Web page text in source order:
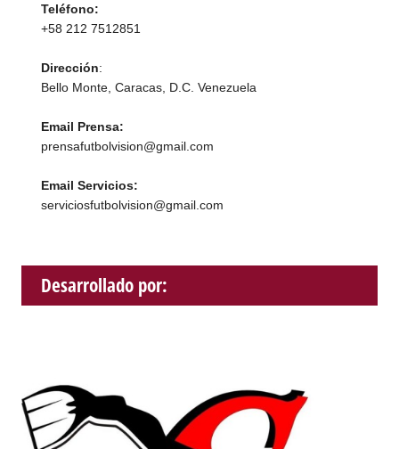
Teléfono:
+58 212 7512851
Dirección:
Bello Monte, Caracas, D.C. Venezuela
Email Prensa:
prensafutbolvision@gmail.com
Email Servicios:
serviciosfutbolvision@gmail.com
Desarrollado por: